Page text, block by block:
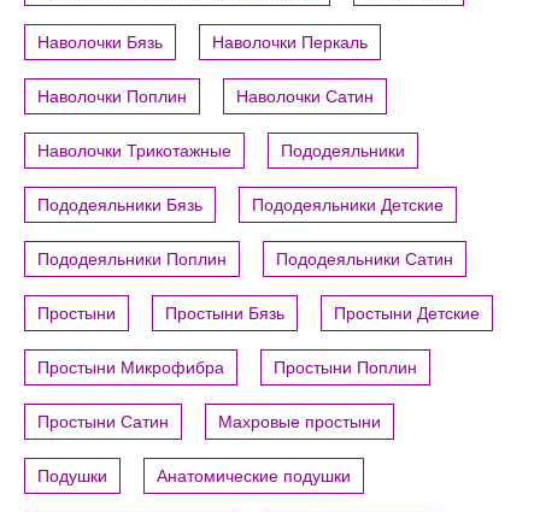
Наволочки Бязь Наволочки Перкаль
Наволочки Поплин Наволочки Сатин
Наволочки Трикотажные Пододеяльники
Пододеяльники Бязь Пододеяльники Детские
Пододеяльники Поплин Пододеяльники Сатин
Простыни Простыни Бязь Простыни Детские
Простыни Микрофибра Простыни Поплин
Простыни Сатин Махровые простыни
Подушки Анатомические подушки